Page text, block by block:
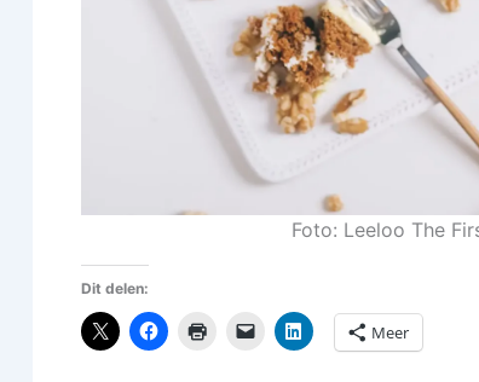
Foto: Leeloo The
Dit delen:
Meer